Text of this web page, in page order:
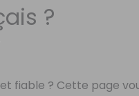
?
fiable ? Cette page